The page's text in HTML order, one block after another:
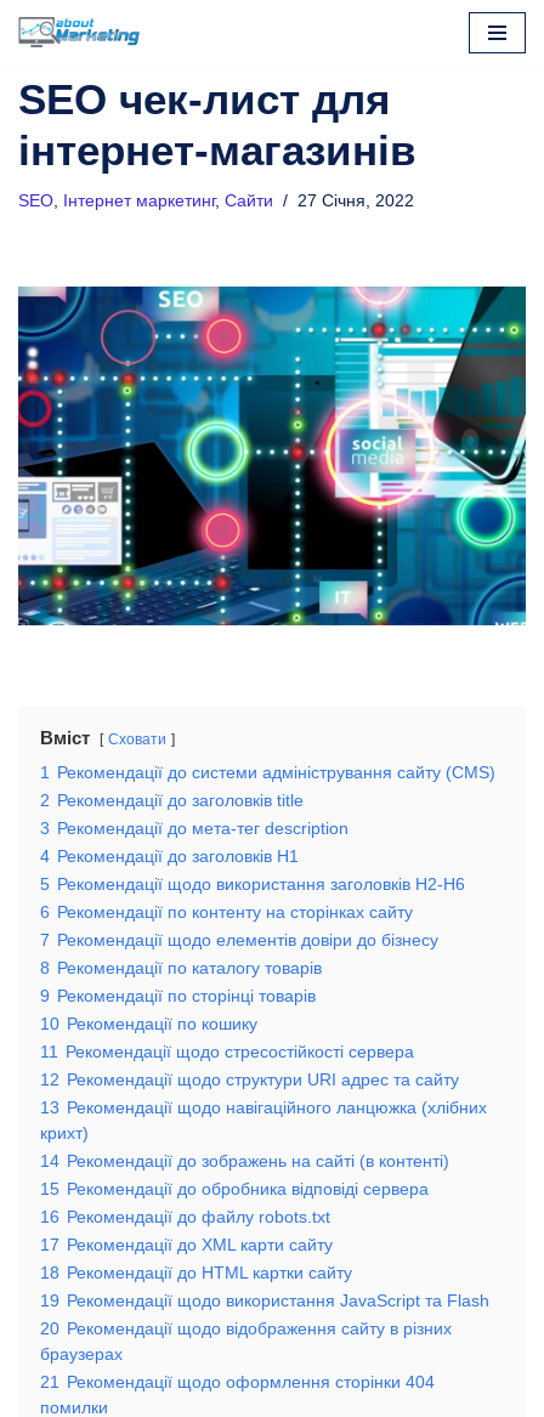
до
SEO чек-лист для
інтернет-магазинів
SEO, Інтернет маркетинг, Сайти 27 Січня, 2022
Вміст Сховати
1
Рекомендації до системи адміністрування сайту (CMS)
2 Рекомендації до заголовків title
3 Рекомендації до мета-тег description
4 Рекомендації до заголовків H1
5 Рекомендації щодо використання заголовків H2-H6
6 Рекомендації по контенту на сторінках сайту
7 Рекомендації щодо елементів довіри до бізнесу
8 Рекомендації по каталогу товарів
9 Рекомендації по сторінці товарів
10 Рекомендації по кошику
11
Рекомендації щодо стресостійкості сервера
12 Рекомендації щодо структури URI адрес та сайту
13 Рекомендації щодо навігаційного ланцюжка (хлібних
крихт)
14 Рекомендації до зображень на сайті (в контенті)
15 Рекомендації до обробника відповіді сервера
16 Рекомендації до файлу robots.txt
17 Рекомендації до XML карти сайту
18 Рекомендації до HTML картки сайту
19 Рекомендації щодо використання JavaScript та Flash
20 Рекомендації щодо відображення сайту в різних
браузерах
21
Рекомендації щодо оформлення сторінки 404
помилки